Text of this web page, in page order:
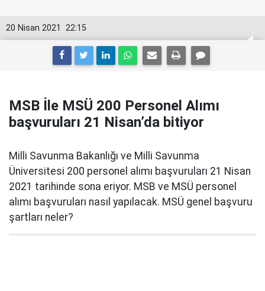
22:15
20 Nisan 2021
MSB İle MSÜ 200 Personel Alımı
başvuruları 21 Nisan’da bitiyor
Milli Savunma Bakanlığı ve Milli Savunma
Üniversitesi 200 personel alımı başvuruları 21 Nisan
2021 tarihinde sona eriyor. MSB ve MSÜ personel
alımı başvuruları nasıl yapılacak. MSÜ genel başvuru
şartları neler?